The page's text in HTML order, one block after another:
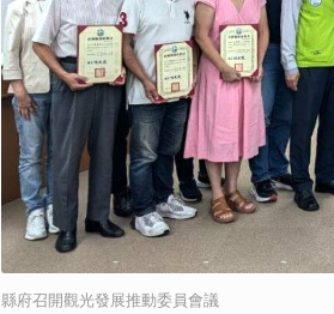
縣府召開觀光發展推動委員會議